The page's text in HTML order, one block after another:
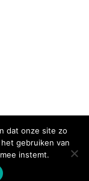
dat onze site zo
gebruiken van
instemt.